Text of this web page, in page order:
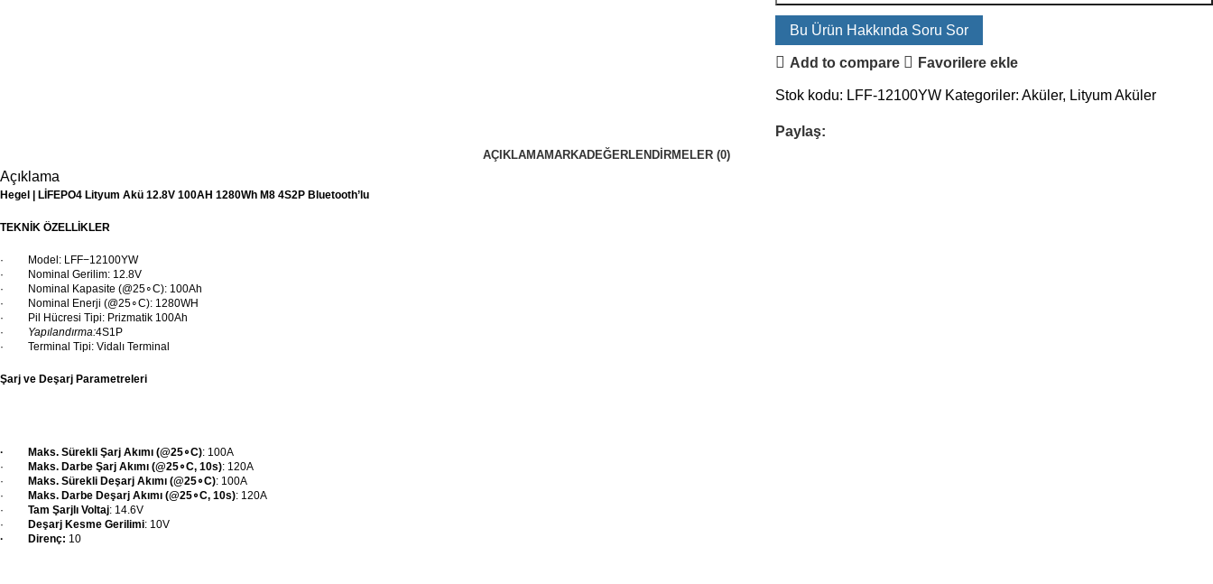
Bu Ürün Hakkında Soru Sor
Add to compare Favorilere ekle
Stok kodu: LFF-12100YW Kategoriler: Aküler, Lityum Aküler
Paylaş:
AÇIKLAMAMARKADEĞERLENDIRMELER (0)
Açıklama
Hegel | LİFEPO4 Lityum Akü 12.8V 100AH 1280Wh M8 4S2P Bluetooth’lu
TEKNİK ÖZELLİKLER
· Model: LFF−12100YW
· Nominal Gerilim: 12.8V
· Nominal Kapasite (@25∘C): 100Ah
· Nominal Enerji (@25∘C): 1280WH
· Pil Hücresi Tipi: Prizmatik 100Ah
· Yapılandırma:4S1P
· Terminal Tipi: Vidalı Terminal
Şarj ve Deşarj Parametreleri
· Maks. Sürekli Şarj Akımı (@25∘C): 100A
·
Maks. Darbe Şarj Akımı (@25∘C, 10s): 120A
·
Maks. Sürekli Deşarj Akımı (@25∘C): 100A
·
Maks. Darbe Deşarj Akımı (@25∘C, 10s): 120A
·
Tam Şarjlı Voltaj: 14.6V
·
Deşarj Kesme Gerilimi: 10V
·
Direnç: 10